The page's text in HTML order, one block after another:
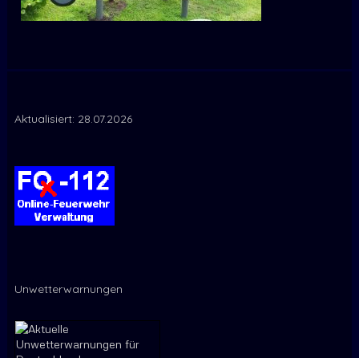
Aktualisiert: 28.07.2026
Unwetterwarnungen